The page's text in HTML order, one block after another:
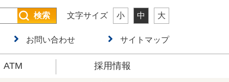
検索 文字サイズ 小 中 大
お問い合わせ サイトマップ
ATM 採用情報